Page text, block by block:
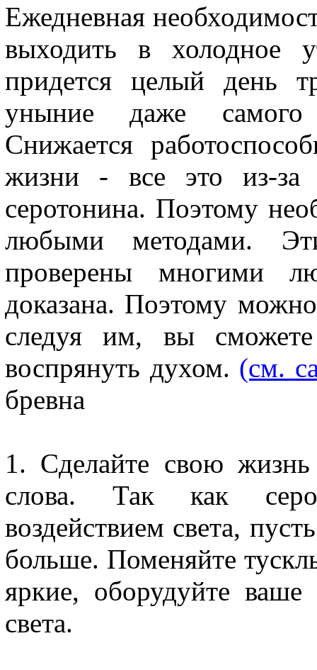
Ежедневная
выходить в холодное
придется целый день
уныние даже самого
Снижается
жизни - все это из-за
серотонина. Поэтому
любыми методами.
проверены многими
доказана. Поэтому
следуя им, вы
воспрянуть духом. (см.
бревна
1. Сделайте свою жизнь
слова. Так как
воздействием света,
больше. Поменяйте
яркие, оборудуйте
света.